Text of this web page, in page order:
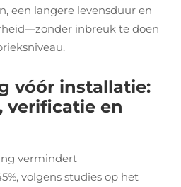
een langere levensduur en
inbreuk te doen
vóór installatie:
verificatie en
vermindert
volgens studies op het